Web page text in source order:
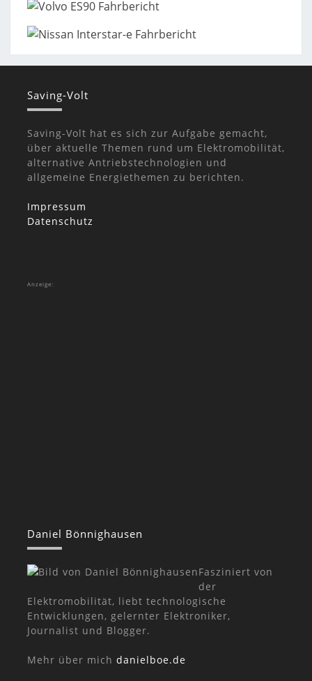
Saving-Volt
Saving-Volt hat es sich zur Aufgabe gemacht,
über aktuelle Themen rund um Elektromobilität,
alternative Antriebstechnologien und
allgemeine Energiethemen zu berichten.
Impressum
Datenschutz
Anzeige:
Daniel Bönnighausen
Fasziniert von
der
Elektromobilität, liebt technologische
Entwicklungen, gelernter Elektroniker,
Journalist und Blogger.
Mehr über mich danielboe.de